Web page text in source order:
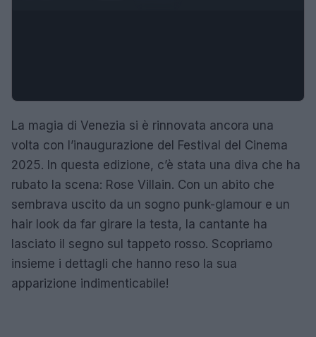
La magia di Venezia si è rinnovata ancora una
volta con l’inaugurazione del Festival del Cinema
2025. In questa edizione, c’è stata una diva che ha
rubato la scena: Rose Villain. Con un abito che
sembrava uscito da un sogno punk-glamour e un
hair look da far girare la testa, la cantante ha
lasciato il segno sul tappeto rosso. Scopriamo
insieme i dettagli che hanno reso la sua
apparizione indimenticabile!